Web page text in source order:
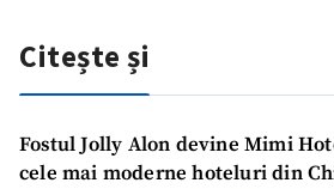
Citește și
Fostul Jolly Alon devine Mimi
cele mai moderne hoteluri din